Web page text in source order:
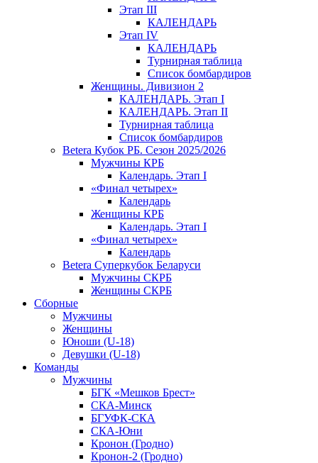
Этап III
КАЛЕНДАРЬ
Этап IV
КАЛЕНДАРЬ
Турнирная таблица
Список бомбардиров
Женщины. Дивизион 2
КАЛЕНДАРЬ. Этап I
КАЛЕНДАРЬ. Этап II
Турнирная таблица
Список бомбардиров
Betera Кубок РБ. Сезон 2025/2026
Мужчины КРБ
Календарь. Этап I
«Финал четырех»
Календарь
Женщины КРБ
Календарь. Этап I
«Финал четырех»
Календарь
Betera Суперкубок Беларуси
Мужчины СКРБ
Женщины СКРБ
Сборные
Мужчины
Женщины
Юноши (U-18)
Девушки (U-18)
Команды
Мужчины
БГК «Мешков Брест»
СКА-Минск
БГУФК-СКА
СКА-Юни
Кронон (Гродно)
Кронон-2 (Гродно)